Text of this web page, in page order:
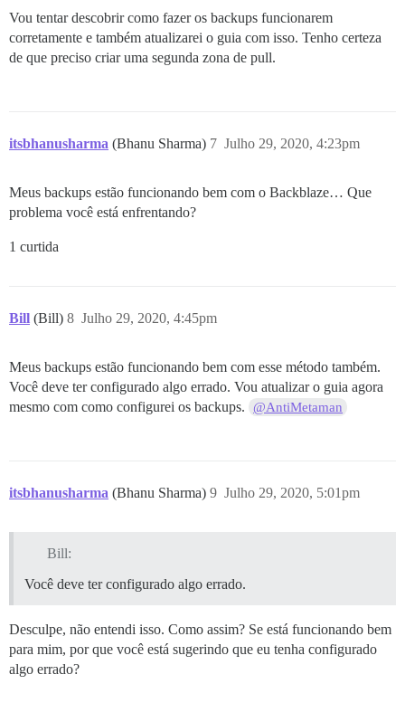
Vou tentar descobrir como fazer os backups funcionarem
corretamente e também atualizarei o guia com isso. Tenho certeza
de que preciso criar uma segunda zona de pull.
itsbhanusharma (Bhanu Sharma) Julho 29, 2020, 4:23pm
7
Meus backups estão funcionando bem com o Backblaze… Que
problema você está enfrentando?
1 curtida
Bill (Bill) Julho 29, 2020, 4:45pm
8
Meus backups estão funcionando bem com esse método também.
Você deve ter configurado algo errado. Vou atualizar o guia agora
mesmo com como configurei os backups.
@AntiMetaman
itsbhanusharma (Bhanu Sharma) Julho 29, 2020, 5:01pm
9
Bill:
Você deve ter configurado algo errado.
Desculpe, não entendi isso. Como assim? Se está funcionando bem
para mim, por que você está sugerindo que eu tenha configurado
algo errado?